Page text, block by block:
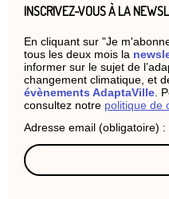
INSCRIVEZ-VOUS À LA
En cliquant sur "Je
tous les deux mois la
informer sur le sujet de
changement climatique, et
évènements AdaptaVille .
consultez notre politique de
Adresse email (obligatoire) :